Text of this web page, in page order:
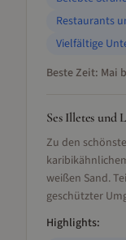
Restaurants
Vielfältige
Beste Zeit: Mai
Ses Illetes und
Zu den
weißen Sand.
geschützter
Highlights: